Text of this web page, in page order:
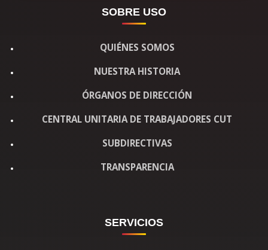
SOBRE USO
QUIÉNES SOMOS
NUESTRA HISTORIA
ÓRGANOS DE DIRECCIÓN
CENTRAL UNITARIA DE TRABAJADORES CUT
SUBDIRECTIVAS
TRANSPARENCIA
SERVICIOS